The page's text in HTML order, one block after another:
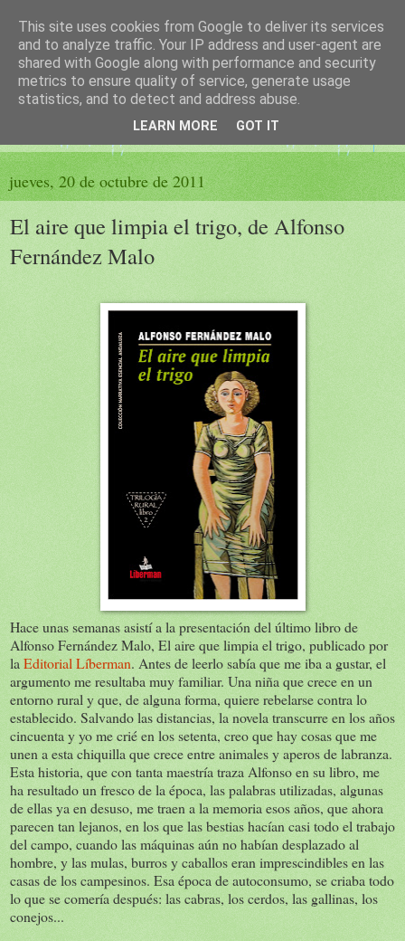
El sueño de las palabras
PÁGINA LITERARIA DE FELISA MORENO
jueves, 20 de octubre de 2011
El aire que limpia el trigo, de Alfonso
Fernández Malo
Hace unas semanas asistí a la presentación del último libro de
Alfonso Fernández Malo, El aire que limpia el trigo, publicado por
la Editorial Líberman. Antes de leerlo sabía que me iba a gustar, el
argumento me resultaba muy familiar. Una niña que crece en un
entorno rural y que, de alguna forma, quiere rebelarse contra lo
establecido. Salvando las distancias, la novela transcurre en los años
cincuenta y yo me crié en los setenta, creo que hay cosas que me
unen a esta chiquilla que crece entre animales y aperos de labranza.
Esta historia, que con tanta maestría traza Alfonso en su libro, me
ha resultado un fresco de la época, las palabras utilizadas, algunas
de ellas ya en desuso, me traen a la memoria esos años, que ahora
parecen tan lejanos, en los que las bestias hacían casi todo el trabajo
del campo, cuando las máquinas aún no habían desplazado al
hombre, y las mulas, burros y caballos eran imprescindibles en las
casas de los campesinos. Esa época de autoconsumo, se criaba todo
lo que se comería después: las cabras, los cerdos, las gallinas, los
conejos...
This site uses cookies from Google to deliver its services
and to analyze traffic. Your IP address and user-agent are
shared with Google along with performance and security
metrics to ensure quality of service, generate usage
statistics, and to detect and address abuse.
LEARN MORE GOT IT